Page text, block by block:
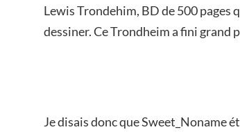
Lewis Trondehim, BD de 500 pages
dessiner. Ce Trondheim a fini grand
Je disais donc que Sweet_Noname